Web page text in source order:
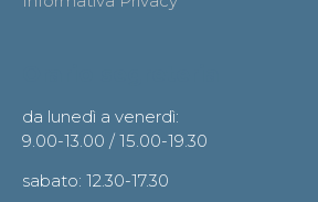
da lunedì a venerdì:
9.00-13.00 / 15.00-19.30
sabato: 12.30-17.30